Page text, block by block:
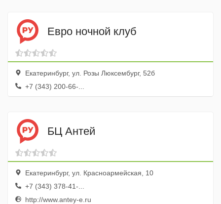
Евро ночной клуб
Екатеринбург, ул. Розы Люксембург, 52б
+7 (343) 200-66-...
БЦ Антей
Екатеринбург, ул. Красноармейская, 10
+7 (343) 378-41-...
http://www.antey-e.ru